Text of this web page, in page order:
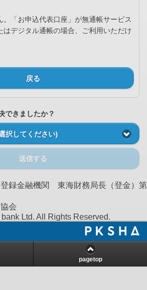
。「お申込代表口座」が無通帳サービス
はデジタル通帳の場合、ご利用いただけ
戻る
できましたか？
択してください)
送信する
録金融機関 東海財務局長（登金）第
会
Ltd. All Rights Reserved.
pagetop